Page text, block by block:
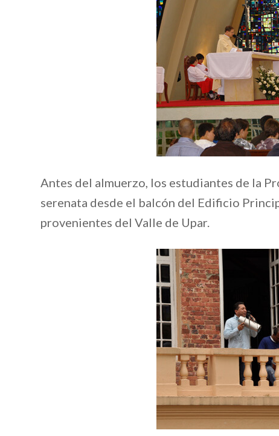
Antes del almuerzo, los estudiantes de la
serenata desde el balcón del Edificio
provenientes del Valle de Upar.